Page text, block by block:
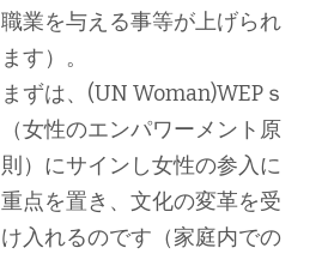
職業を与える事等が上げられ
ます）。
まずは、(UN Woman)WEPｓ
（女性のエンパワーメント原
則）にサインし女性の参入に
重点を置き、文化の変革を受
け入れるのです（家庭内での